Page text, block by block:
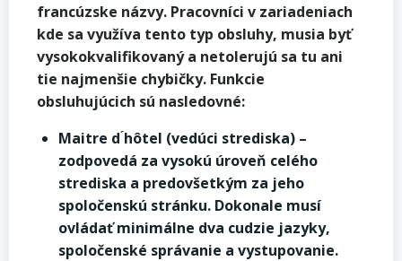
francúzske názvy. Pracovníci v zariadeniach
kde sa využíva tento typ obsluhy, musia byť
vysokokvalifikovaný a netolerujú sa tu ani
tie najmenšie chybičky. Funkcie
obsluhujúcich sú nasledovné:
Maitre d ́hôtel (vedúci strediska) –
zodpovedá za vysokú úroveň celého
strediska a predovšetkým za jeho
spoločenskú stránku. Dokonale musí
ovládať minimálne dva cudzie jazyky,
spoločenské správanie a vystupovanie.